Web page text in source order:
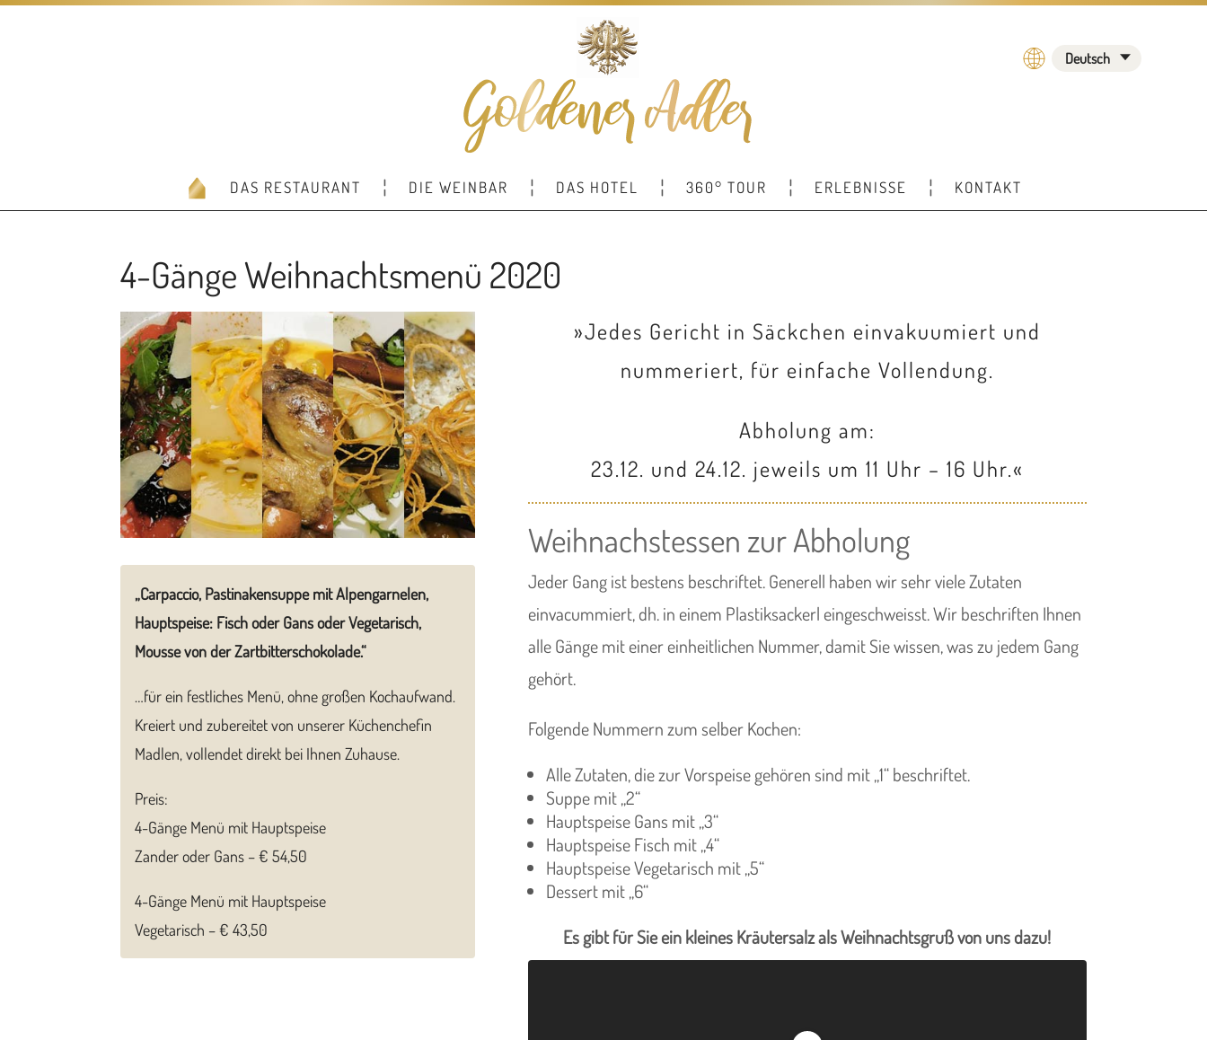
DAS RESTAURANT DIE WEINBAR DAS HOTEL 360° TOUR ERLEBNISSE KONTAKT
Deutsch
4-Gänge Weihnachtsmenü 2020
„Carpaccio, Pastinakensuppe mit Alpengarnelen,
Hauptspeise: Fisch oder Gans oder Vegetarisch,
Mousse von der Zartbitterschokolade.“
…für ein festliches Menü, ohne großen Kochaufwand.
Kreiert und zubereitet von unserer Küchenchefin
Madlen, vollendet direkt bei Ihnen Zuhause.
Preis:
4-Gänge Menü mit Hauptspeise
Zander oder Gans – € 54,50
4-Gänge Menü mit Hauptspeise
Vegetarisch – € 43,50
»Jedes Gericht in Säckchen einvakuumiert und
nummeriert, für einfache Vollendung.
Abholung am:
23.12. und 24.12. jeweils um 11 Uhr – 16 Uhr.«
Weihnachstessen zur Abholung
Jeder Gang ist bestens beschriftet. Generell haben wir sehr viele Zutaten
einvacummiert, dh. in einem Plastiksackerl eingeschweisst. Wir beschriften Ihnen
alle Gänge mit einer einheitlichen Nummer, damit Sie wissen, was zu jedem Gang
gehört.
Folgende Nummern zum selber Kochen:
Alle Zutaten, die zur Vorspeise gehören sind mit „1“ beschriftet.
Suppe mit „2“
Hauptspeise Gans mit „3“
Hauptspeise Fisch mit „4“
Hauptspeise Vegetarisch mit „5“
Dessert mit „6“
Es gibt für Sie ein kleines Kräutersalz als Weihnachtsgruß von uns dazu!